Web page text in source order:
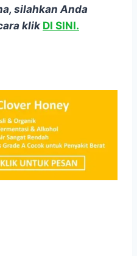
silahkan Anda
klik DI SINI.